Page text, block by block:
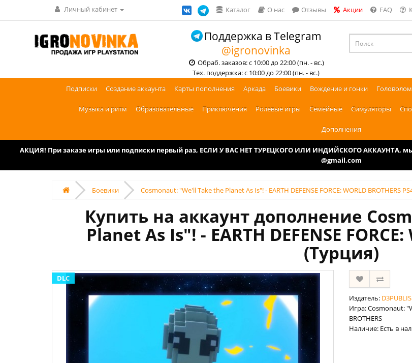
Личный кабинет Каталог О нас Отзывы Акции FAQ
Поддержка в Telegram
@igronovinka
Обраб. заказов: с 10:00 до 22:00 (пн. - вс.)
Тех. поддержка: с 10:00 до 22:00 (пн. - вс.)
Подписки Создание аккаунта Карты пополнения Аркада Боевики Вождение и гонки
Музыка и ритм Образовательные Приключения Ролевые игры Семейные Симуляторы
Дополнения
АКЦИЯ! При заказе игры или подписки первый раз, ЕСЛИ У ВАС НЕТ ТУРЕЦКОГО ИЛИ ИНДИЙСКОГО АККАУНТА,
@gmail.com
Боевики Cosmonaut: "We'll Take the Planet As Is"! - EARTH DEFENSE FORCE: WORLD BROTHERS
Купить на аккаунт дополнение
Planet As Is"! - EARTH DEFENSE FORCE:
(Турция)
DLC
Издатель:
Игра: Cosmonaut:
BROTHERS
Наличие: Есть в